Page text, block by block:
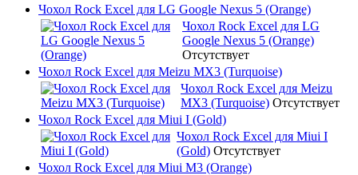
Чохол Rock Excel для LG Google Nexus 5 (Orange)
Чохол Rock Excel для LG
Google Nexus 5 (Orange)
Отсутствует
Чохол Rock Excel для Meizu MX3 (Turquoise)
Чохол Rock Excel для Meizu
MX3 (Turquoise) Отсутствует
Чохол Rock Excel для Miui I (Gold)
Чохол Rock Excel для Miui I
(Gold) Отсутствует
Чохол Rock Excel для Miui M3 (Orange)